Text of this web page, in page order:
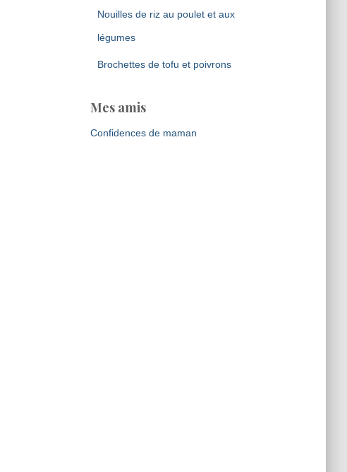
Nouilles de riz au poulet et aux
légumes
Brochettes de tofu et poivrons
Mes amis
Confidences de maman